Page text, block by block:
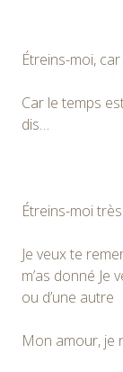
Étreins-moi,
Car le temps
dis…
Étreins-moi
Je veux te
m’as donné Je
ou d’une autre
Mon amour, je